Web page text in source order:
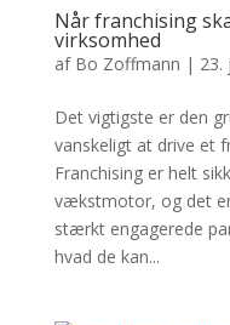
Når franchising
virksomhed
af Bo Zoffmann | 23.
Det vigtigste er den
vanskeligt at drive et
Franchising er helt
vækstmotor, og det
stærkt engagerede
hvad de kan...